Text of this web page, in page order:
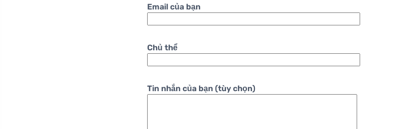
Email của bạn
Chủ thể
Tin nhắn của bạn (tùy chọn)